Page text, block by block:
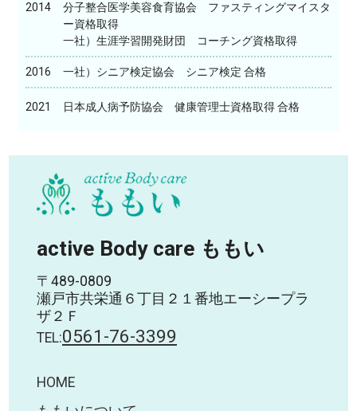
2014
分子整合医学美容食育協会 ファスティングマイスタ
ー資格取得
一社）生涯学習開発財団 コーチング資格取得
2016 一社）シニア検定協会 シニア検定 合格
2021 日本成人病予防協会 健康管理士資格取得 合格
active Body care ももい
〒489-0809
瀬戸市共栄通６丁目２１番地エーシープラ
ザ２Ｆ
TEL:0561-76-3399
HOME